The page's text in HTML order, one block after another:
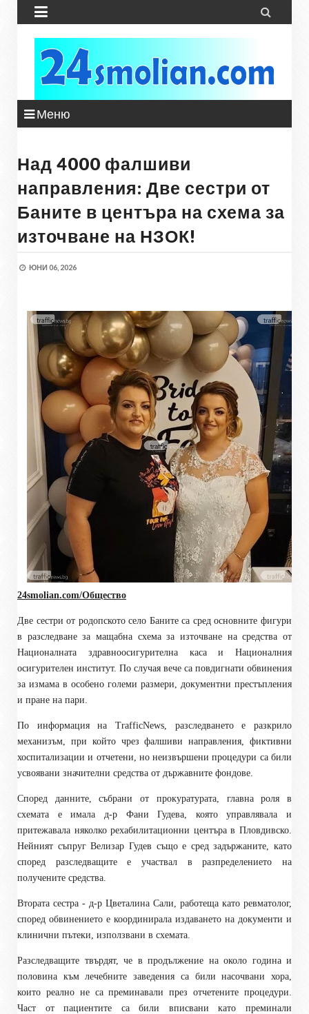
 
Меню
Над 4000 фалшиви
направления: Две сестри от
Баните в центъра на схема за
източване на НЗОК!
ЮНИ 06, 2026
24smolian.com/Общество
Две сестри от родопското село Баните са сред основните фигури
в разследване за мащабна схема за източване на средства от
Националната здравноосигурителна каса и Националния
осигурителен институт. По случая вече са повдигнати обвинения
за измама в особено големи размери, документни престъпления
и пране на пари.
По информация на TrafficNews, разследването е разкрило
механизъм, при който чрез фалшиви направления, фиктивни
хоспитализации и отчетени, но неизвършени процедури са били
усвоявани значителни средства от държавните фондове.
Според данните, събрани от прокуратурата, главна роля в
схемата е имала д-р Фани Гудева, която управлявала и
притежавала няколко рехабилитационни центъра в Пловдивско.
Нейният съпруг Велизар Гудев също е сред задържаните, като
според разследващите е участвал в разпределението на
получените средства.
Втората сестра - д-р Цветалина Сали, работеща като ревматолог,
според обвинението е координирала издаването на документи и
клинични пътеки, използвани в схемата.
Разследващите твърдят, че в продължение на около година и
половина към лечебните заведения са били насочвани хора,
които реално не са преминавали през отчетените процедури.
Част от пациентите са били вписвани като преминали